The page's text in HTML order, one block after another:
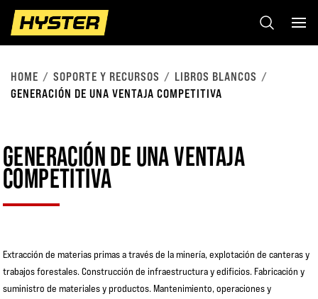
HOME SOPORTE Y RECURSOS
LIBROS BLANCOS
GENERACIÓN DE UNA VENTAJA COMPETITIVA
GENERACIÓN DE UNA VENTAJA
COMPETITIVA
Extracción de materias primas a través de la minería, explotación de canteras y
trabajos forestales. Construcción de infraestructura y edificios. Fabricación y
suministro de materiales y productos. Mantenimiento, operaciones y